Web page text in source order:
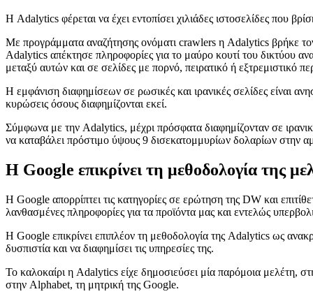
Η Adalytics φέρεται να έχει εντοπίσει χιλιάδες ιστοσελίδες που
Με προγράμματα αναζήτησης ονόματι crawlers η Adalytics βρήκε
Adalytics απέκτησε πληροφορίες για το μαύρο κουτί του δικτύου
μεταξύ αυτών και σε σελίδες με πορνό, πειρατικό ή εξτρεμιστικό
Η εμφάνιση διαφημίσεων σε ρωσικές και ιρανικές σελίδες είναι
κυρώσεις όσους διαφημίζονται εκεί.
Σύμφωνα με την Adalytics, μέχρι πρόσφατα διαφημίζονταν σε
να καταβάλει πρόστιμο ύψους 9 δισεκατομμυρίων δολαρίων στην
Η Google επικρίνει τη μεθοδολογία της
Η Google απορρίπτει τις κατηγορίες σε ερώτηση της DW και
λανθασμένες πληροφορίες για τα προϊόντα μας και εντελώς
Η Google επικρίνει επιπλέον τη μεθοδολογία της Adalytics ως
δυσπιστία και να διαφημίσει τις υπηρεσίες της.
Το καλοκαίρι η Adalytics είχε δημοσιεύσει μία παρόμοια μελέτη,
στην Alphabet, τη μητρική της Google.